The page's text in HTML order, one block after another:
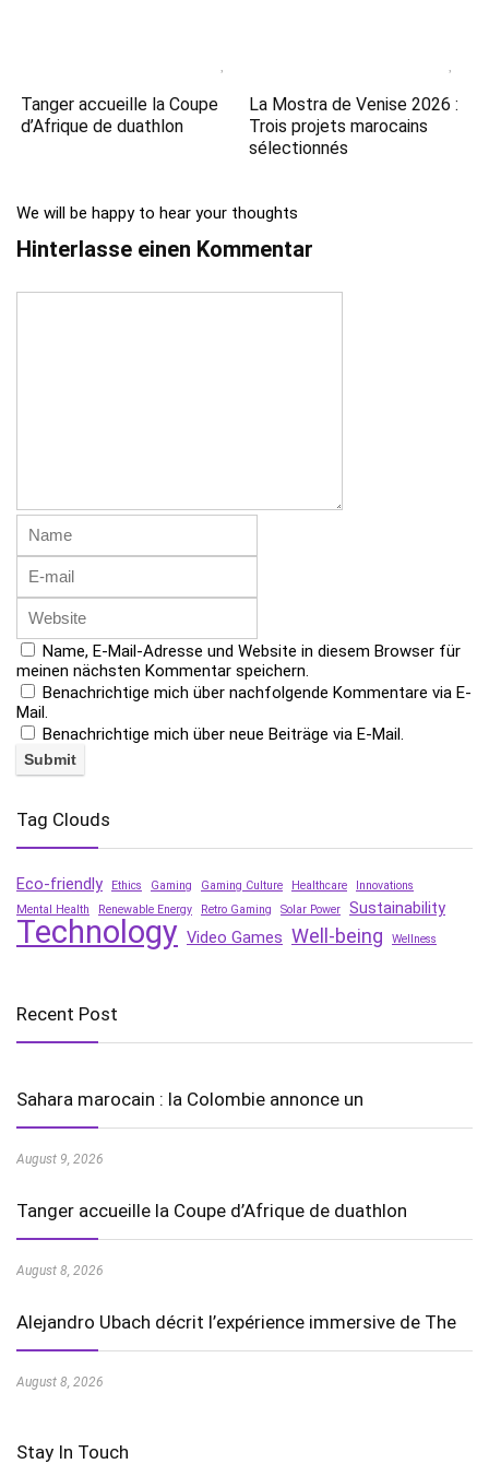
Tanger accueille la Coupe
d’Afrique de duathlon
La Mostra de Venise 2026 :
Trois projets marocains
sélectionnés
We will be happy to hear your thoughts
Hinterlasse einen Kommentar
Name, E-Mail-Adresse und Website in diesem Browser für
meinen nächsten Kommentar speichern.
Benachrichtige mich über nachfolgende Kommentare via E-
Mail.
Benachrichtige mich über neue Beiträge via E-Mail.
Tag Clouds
Eco-friendly Ethics Gaming Gaming Culture Healthcare
Innovations
Mental Health
Renewable Energy Retro Gaming Solar Power Sustainability
Technology Video Games Well-being Wellness
Recent Post
Sahara marocain : la Colombie annonce un
August 9, 2026
Tanger accueille la Coupe d’Afrique de duathlon
August 8, 2026
Alejandro Ubach décrit l’expérience immersive de The
August 8, 2026
Stay In Touch